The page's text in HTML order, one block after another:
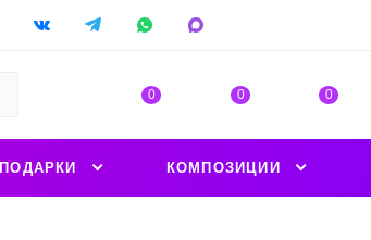
0 0 0
ПОДАРКИ КОМПОЗИЦИИ